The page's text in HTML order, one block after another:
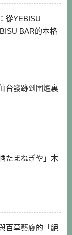
從YEBISU
BAR的本格
台發跡到圍爐裏
たまねぎや」木
百草藝廊的「絕